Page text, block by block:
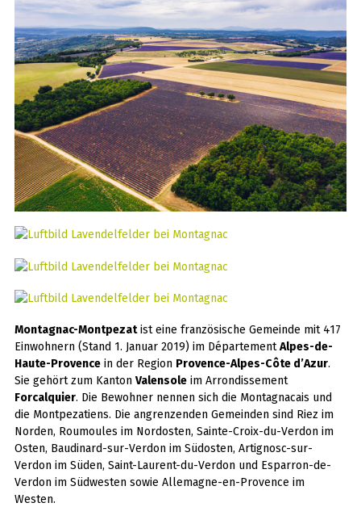
Montagnac-Montpezatist eine französische Gemeinde mit 417
Einwohnern (Stand 1. Januar 2019) im DépartementAlpes-de-
Haute-Provencein der Region Provence-Alpes-Côte d’Azur.
Sie gehört zum Kanton Valensoleim Arrondissement
Forcalquier. Die Bewohner nennen sich die Montagnacais und
die Montpezatiens. Die angrenzenden Gemeinden sind Riez im
Norden, Roumoules im Nordosten, Sainte-Croix-du-Verdon im
Osten, Baudinard-sur-Verdon im Südosten, Artignosc-sur-
Verdon im Süden, Saint-Laurent-du-Verdon und Esparron-de-
Verdon im Südwesten sowie Allemagne-en-Provence im
Westen.